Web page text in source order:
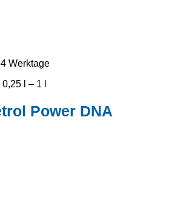
Werktage
0,25
– 1
Power DNA